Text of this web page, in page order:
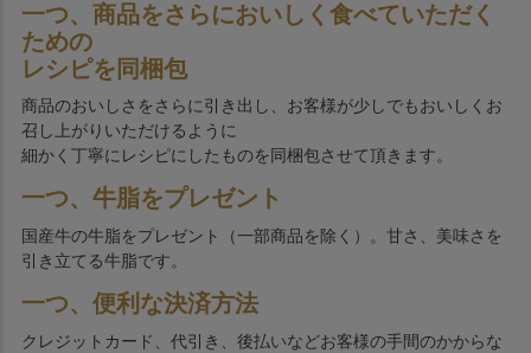
一つ、商品をさらにおいしく食べていただく
ための
レシピを同梱包
商品のおいしさをさらに引き出し、お客様が少しでもおいしくお
召し上がりいただけるように
細かく丁寧にレシピにしたものを同梱包させて頂きます。
一つ、牛脂をプレゼント
国産牛の牛脂をプレゼント（一部商品を除く）。甘さ、美味さを
引き立てる牛脂です。
一つ、便利な決済方法
クレジットカード、代引き、後払いなどお客様の手間のかからな